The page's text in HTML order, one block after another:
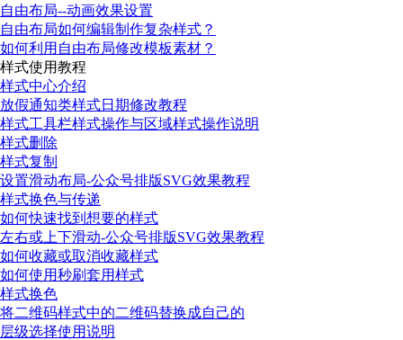
自由布局--动画效果设置
自由布局如何编辑制作复杂样式？
如何利用自由布局修改模板素材？
样式使用教程
样式中心介绍
放假通知类样式日期修改教程
样式工具栏样式操作与区域样式操作说明
样式删除
样式复制
设置滑动布局-公众号排版SVG效果教程
样式换色与传递
如何快速找到想要的样式
左右或上下滑动-公众号排版SVG效果教程
如何收藏或取消收藏样式
如何使用秒刷套用样式
样式换色
将二维码样式中的二维码替换成自己的
层级选择使用说明